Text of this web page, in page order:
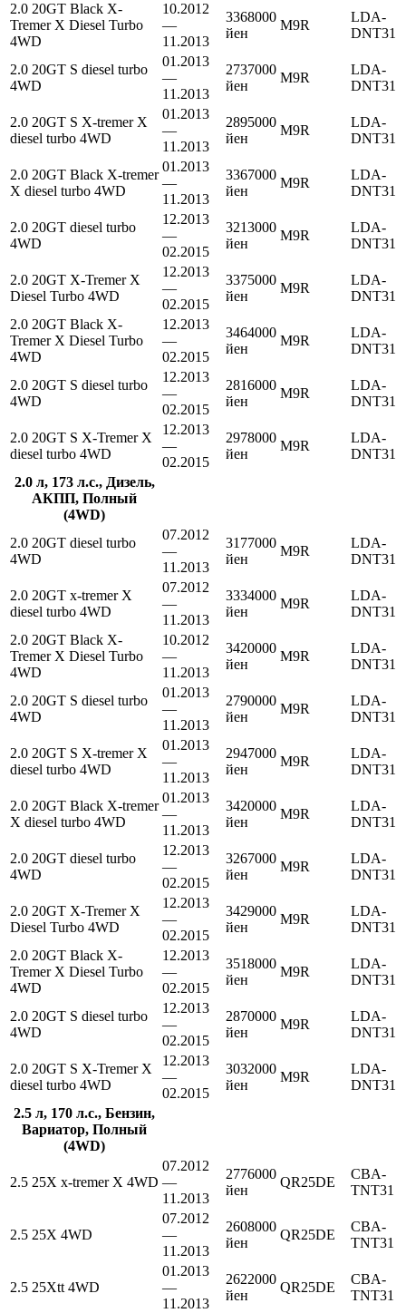
2.0 20GT Black X-
Tremer X Diesel Turbo
4WD
10.2012
—
11.2013
3368000
йен
M9R
LDA-
DNT31
2.0 20GT S diesel turbo
4WD
01.2013
—
11.2013
2737000
йен
M9R
LDA-
DNT31
2.0 20GT S X-tremer X
diesel turbo 4WD
01.2013
—
11.2013
2895000
йен
M9R
LDA-
DNT31
2.0 20GT Black X-tremer
X diesel turbo 4WD
01.2013
—
11.2013
3367000
йен
M9R
LDA-
DNT31
2.0 20GT diesel turbo
4WD
12.2013
—
02.2015
3213000
йен
M9R
LDA-
DNT31
2.0 20GT X-Tremer X
Diesel Turbo 4WD
12.2013
—
02.2015
3375000
йен
M9R
LDA-
DNT31
2.0 20GT Black X-
Tremer X Diesel Turbo
4WD
12.2013
—
02.2015
3464000
йен
M9R
LDA-
DNT31
2.0 20GT S diesel turbo
4WD
12.2013
—
02.2015
2816000
йен
M9R
LDA-
DNT31
2.0 20GT S X-Tremer X
diesel turbo 4WD
12.2013
—
02.2015
2978000
йен
M9R
LDA-
DNT31
2.0 л, 173 л.с., Дизель,
АКПП, Полный
(4WD)
2.0 20GT diesel turbo
4WD
07.2012
—
11.2013
3177000
йен
M9R
LDA-
DNT31
2.0 20GT x-tremer X
diesel turbo 4WD
07.2012
—
11.2013
3334000
йен
M9R
LDA-
DNT31
2.0 20GT Black X-
Tremer X Diesel Turbo
4WD
10.2012
—
11.2013
3420000
йен
M9R
LDA-
DNT31
2.0 20GT S diesel turbo
4WD
01.2013
—
11.2013
2790000
йен
M9R
LDA-
DNT31
2.0 20GT S X-tremer X
diesel turbo 4WD
01.2013
—
11.2013
2947000
йен
M9R
LDA-
DNT31
2.0 20GT Black X-tremer
X diesel turbo 4WD
01.2013
—
11.2013
3420000
йен
M9R
LDA-
DNT31
2.0 20GT diesel turbo
4WD
12.2013
—
02.2015
3267000
йен
M9R
LDA-
DNT31
2.0 20GT X-Tremer X
Diesel Turbo 4WD
12.2013
—
02.2015
3429000
йен
M9R
LDA-
DNT31
2.0 20GT Black X-
Tremer X Diesel Turbo
4WD
12.2013
—
02.2015
3518000
йен
M9R
LDA-
DNT31
2.0 20GT S diesel turbo
4WD
12.2013
—
02.2015
2870000
йен
M9R
LDA-
DNT31
2.0 20GT S X-Tremer X
diesel turbo 4WD
12.2013
—
02.2015
3032000
йен
M9R
LDA-
DNT31
2.5 л, 170 л.с., Бензин,
Вариатор, Полный
(4WD)
2.5 25X x-tremer X 4WD
07.2012
—
11.2013
2776000
йен
QR25DE
CBA-
TNT31
2.5 25X 4WD
07.2012
—
11.2013
2608000
йен
QR25DE
CBA-
TNT31
2.5 25Xtt 4WD
01.2013
—
11.2013
2622000
йен
QR25DE
CBA-
TNT31